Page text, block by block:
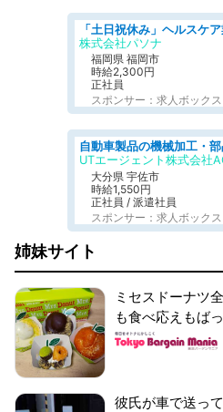
株式会社パソナ
福岡県 福岡市
時給2,300円
正社員
スポンサー：求人ボックス
大分県 宇佐市
時給1,550円
正社員 / 派遣社員
スポンサー：求人ボックス
姉妹サイト
ミセスドーナツ
も食べ応えもば
彼氏が車で送っ